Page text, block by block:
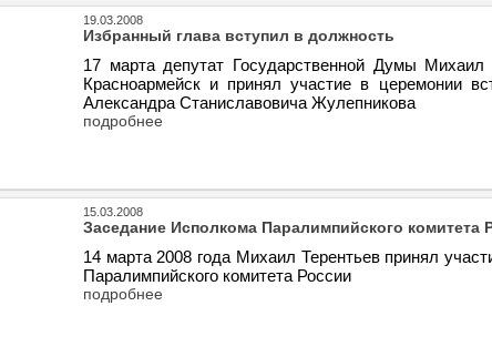
19.03.2008
Избранный глава вступил в должность
17 марта депутат Государственной Думы Михаил
Красноармейск и принял участие в церемонии
Александра Станиславовича Жулепникова
подробнее
15.03.2008
Заседание Исполкома Паралимпийского комитета
14 марта 2008 года Михаил Терентьев принял
Паралимпийского комитета России
подробнее